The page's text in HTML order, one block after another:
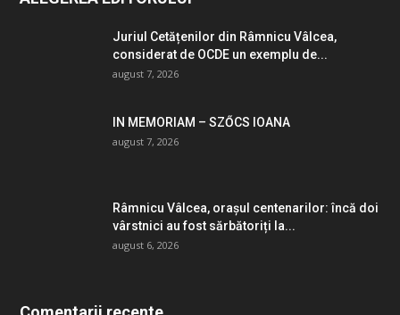
Juriul Cetățenilor din Râmnicu Vâlcea,
considerat de OCDE un exemplu de...
august 7, 2026
IN MEMORIAM – SZŐCS IOANA
august 7, 2026
Râmnicu Vâlcea, orașul centenarilor: încă doi
vârstnici au fost sărbătoriți la...
august 6, 2026